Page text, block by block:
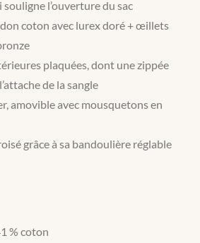
l’ouverture du sac
coton avec lurex doré + œillets
plaquées, dont une zippée
de la sangle
amovible avec mousquetons en
grâce à sa bandoulière réglable
% coton